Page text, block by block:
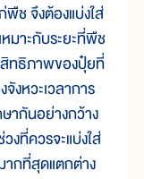
จึงต้องแบ่งใส่
มาะกับระยะที่พืช
สิทธิภาพของปุ๋ยที่
งหวะเวลาการ
ากันอย่างกว้าง
งที่ควรจะแบ่งใส่
กที่สุดแตกต่าง